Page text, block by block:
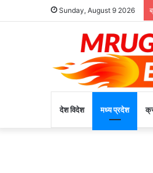
Sunday, August 9 2026
देश विदेश मध्य प्रदेश